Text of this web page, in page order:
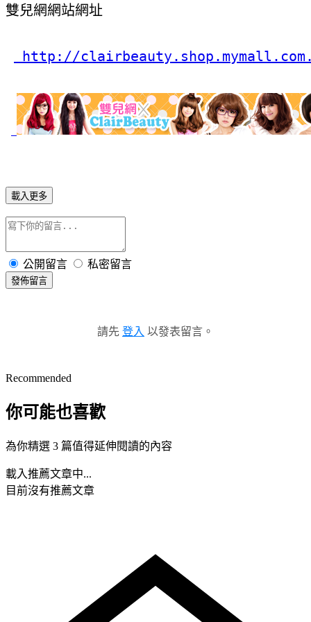
雙兒網網站網址
http://
載入更多
公開留言 私密留言
發佈留言
請先 登入 以發表留言。
Recommended
你可能也喜歡
為你精選 3 篇值得延伸閱讀的內容
載入推薦文章中...
目前沒有推薦文章